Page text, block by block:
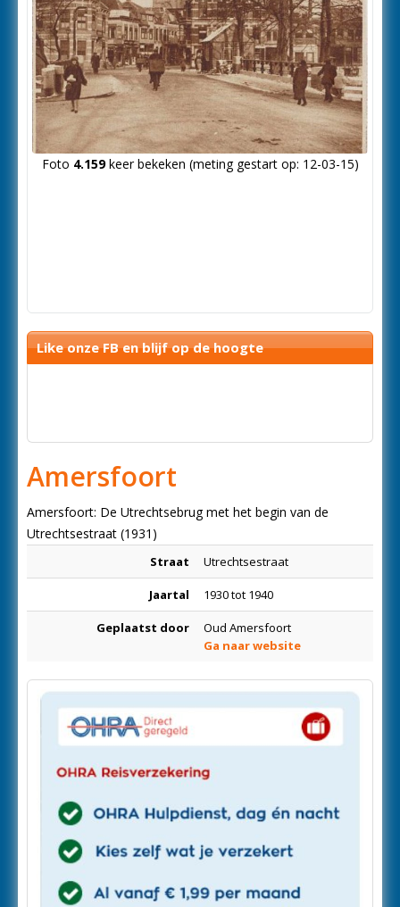
Foto 4.159keer bekeken (meting gestart op: 12-03-15)
Like onze FB en blijf op de hoogte
Amersfoort
Amersfoort: De Utrechtsebrug met het begin van de
Utrechtsestraat (1931)
Straat Utrechtsestraat
Jaartal 1930 tot 1940
Geplaatst door
Oud Amersfoort
Ga naar website